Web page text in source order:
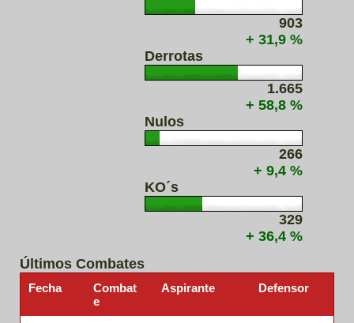
903
+ 31,9 %
Derrotas
1.665
+ 58,8 %
Nulos
266
+ 9,4 %
KO´s
329
+ 36,4 %
Últimos Combates
Fecha
Combat
e
Aspirante Defensor